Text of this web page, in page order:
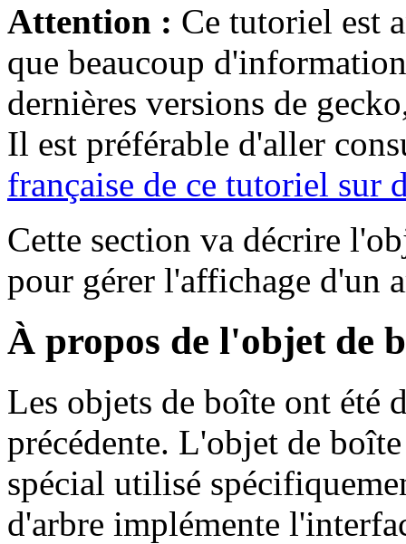
Attention : Ce tutoriel est
que beaucoup
dernières versions de
Il est préférable d'aller
française de ce tutoriel sur
Cette section va décrire
pour gérer l'affichage d'un
À propos de l'objet de
Les objets de boîte ont été
précédente. L'objet de
spécial utilisé
d'arbre implémente